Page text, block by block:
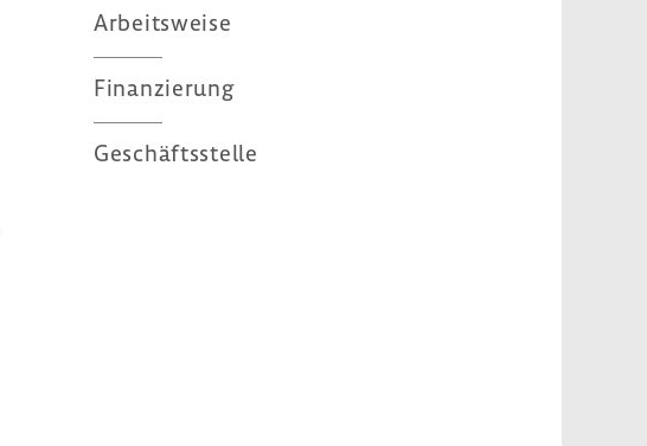
Arbeits­weise
Finan­zie­rung
Geschäfts­stelle